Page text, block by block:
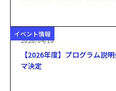
イベント情報
2026/04/10
【2026年度】プログラム説
マ決定